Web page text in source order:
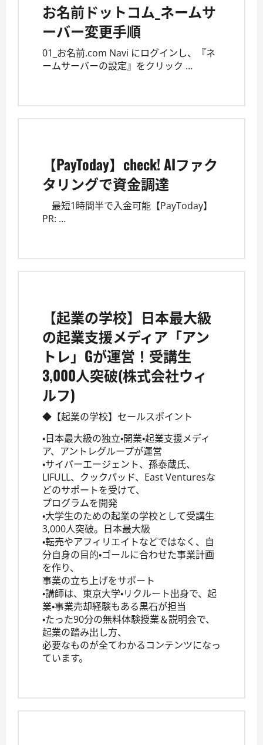
お名前ドットコム_ネームサ
ーバー変更手順
01_お名前.com Navi にログインし、『ネ
ームサーバーの設定』をクリック …
【PayToday】check! AIファク
タリングで資金調達
最短1時間半で入金可能【PayToday】
PR: …
【起業の学校】日本最大級
の起業支援メディア「アン
トレ」Gが運営！受講生
3,000人突破(株式会社ウィ
ルフ)
◆【起業の学校】セールスポイント
・日本最大級の独立・開業・起業支援メディ
ア、アントレグループが運営
・サイバーエージェント、孫泰蔵氏、
LIFULL、クックパッド、East Venturesな
どのサポートを受けて、
プログラムを開発
・大学生のための起業の学校として受講生
3,000人突破。日本最大級
・転売やアフィリエイトなどではなく、自
分自身の目的・ゴールに合わせた事業計画
を作り、
事業の立ち上げをサポート
・講師は、東京大学・リクルート出身で、起
業・事業売却経験もある黒石が担当
・たった90分の無料体験授業＆説明会で、
起業の踏み出し方、
必要なものが全てわかるコンテンツになっ
ています。